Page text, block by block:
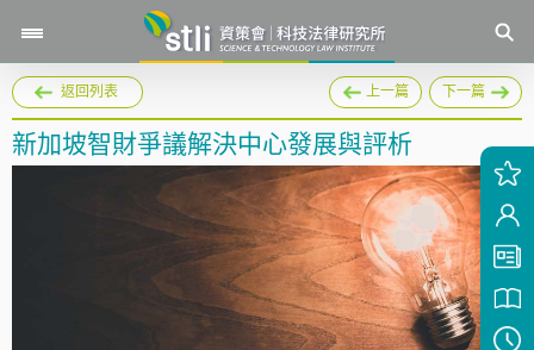
返回列表 上一篇 下一篇
新加坡智財爭議解決中心發展與評析